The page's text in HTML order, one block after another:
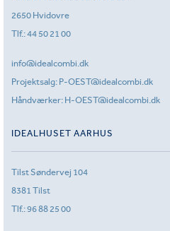
2650 Hvidovre
Tlf.:44 50 21 00
info@idealcombi.dk
Projektsalg: P-OEST@idealcombi.dk
Håndværker: H-OEST@idealcombi.dk
IDEALHUSET AARHUS
Tilst Søndervej 104
8381 Tilst
Tlf.:96 88 25 00